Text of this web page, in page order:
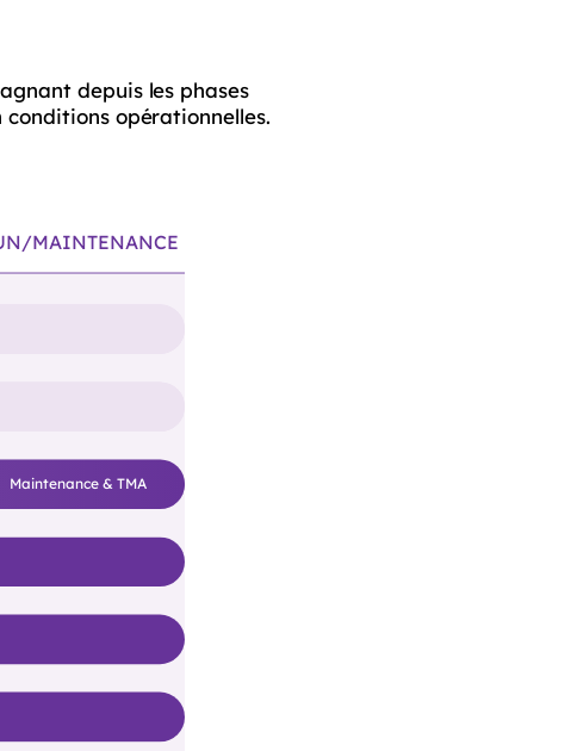
depuis les phases
opérationnelles.
MAINTENANCE
Maintenance & TMA